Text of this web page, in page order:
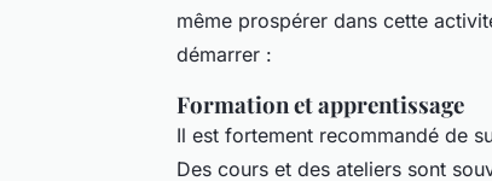
même prospérer dans cette
démarrer :
Formation et apprentissage
Il est fortement recommandé de
Des cours et des ateliers sont